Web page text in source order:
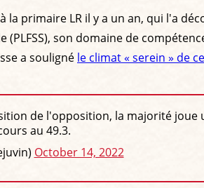
la primaire LR il y a un an, qui l'a
(PLFSS), son domaine de
a souligné le climat « serein » de
de l'opposition, la majorité joue
au 49.3.
October 14, 2022